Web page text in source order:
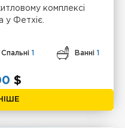
комплексі
у Фетхіє.
Спальні 1 Ванні 1
$